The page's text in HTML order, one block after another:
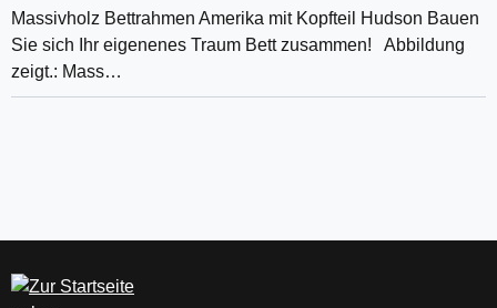
Massivholz Bettrahmen Amerika mit Kopfteil Hudson Bauen
Sie sich Ihr eigenenes Traum Bett zusammen! Abbildung
zeigt.: Mass…